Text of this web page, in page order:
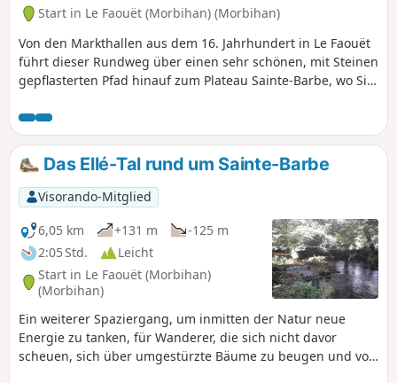
Start in Le Faouët (Morbihan) (Morbihan)
Von den Markthallen aus dem 16. Jahrhundert in Le Faouët
führt dieser Rundweg über einen sehr schönen, mit Steinen
gepflasterten Pfad hinauf zum Plateau Sainte-Barbe, wo Sie
1489 und 1512 erbaut wurde. Der Ort ist bekannt für seine
Wallfahrt. Der Weg führt hinunter zum Brunnen und zum
Ufer des Ellé, einem schnell fließenden Fluss, der sich
zwischen zwei steilen Ufern hindurchschlängelt. Der Weg
folgt dem Fluss und führt dann durch den Wald zur Kapelle
Saint-Fiacre. Sie wurde zwischen 1450 und 1480 im
flamboyanten Gotikstil erbaut und besitzt einen prächtigen
polychromen Holzempore. Der Aufstieg zum Dorf erfolgt
durch den Wald, wobei man den sehr schönen Weiler Kerly
durchquert.
Das Ellé-Tal rund um Sainte-Barbe
Visorando-Mitglied
6,05 km
+131 m
-125 m
2:05 Std.
Leicht
Start in Le Faouët (Morbihan)
(Morbihan)
Ein weiterer Spaziergang, um inmitten der Natur neue
Energie zu tanken, für Wanderer, die sich nicht davor
scheuen, sich über umgestürzte Bäume zu beugen und von